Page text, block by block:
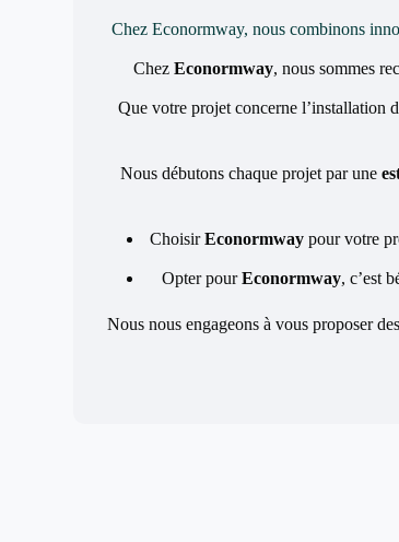
Chez Econormway, nous combinons
Chez Econormway, nous sommes
Que votre projet concerne l’installation
Nous débutons chaque projet par une
ChoisirEconormway pour votre
Opter pourEconormway, c’est
Nous nous engageons à vous proposer